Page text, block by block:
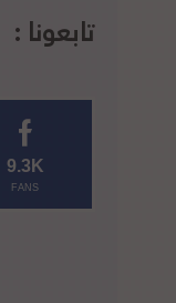
تابعونا :
9.3K
FANS